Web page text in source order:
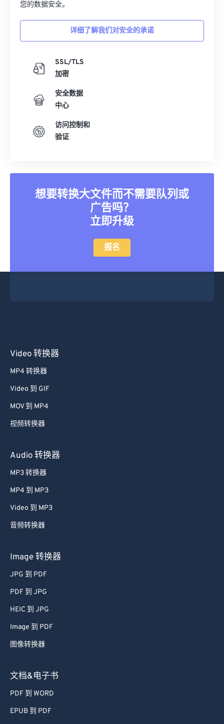
您的数据安全。
详细了解我们对安全的承诺
SSL/TLS
加密
安全数据
中心
访问控制和
验证
想要转换大文件而不需要队列或
广告吗？
立即升级
报名
Video 转换器
MP4 转换器
Video 到 GIF
MOV 到 MP4
视频转换器
Audio 转换器
MP3 转换器
MP4 到 MP3
Video 到 MP3
音频转换器
Image 转换器
JPG 到 PDF
PDF 到 JPG
HEIC 到 JPG
Image 到 PDF
图像转换器
文档&电子书
PDF 到 WORD
EPUB 到 PDF